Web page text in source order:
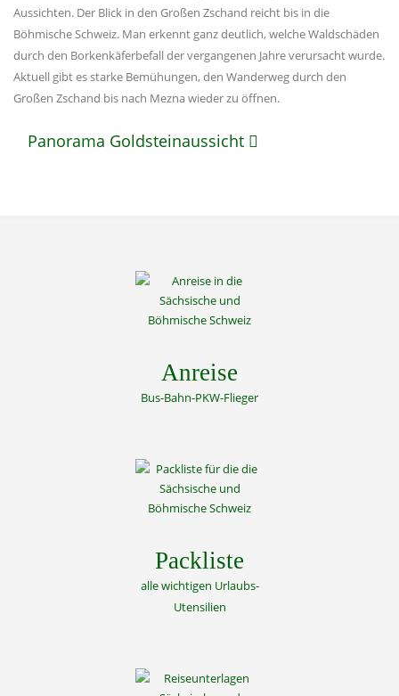
Aussichten. Der Blick in den Großen Zschand reicht bis in die
Böhmische Schweiz. Man erkennt ganz deutlich, welche Waldschäden
durch den Borkenkäferbefall der vergangenen Jahre verursacht wurde.
Aktuell gibt es starke Bemühungen, den Wanderweg durch den
Großen Zschand bis nach Mezna wieder zu öffnen.
Panorama Goldsteinaussicht
Anreise
Bus-Bahn-PKW-Flieger
Packliste
alle wichtigen Urlaubs-
Utensilien